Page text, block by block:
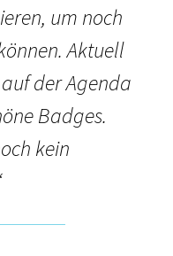
um noch
Aktuell
der Agenda
Badges.
kein